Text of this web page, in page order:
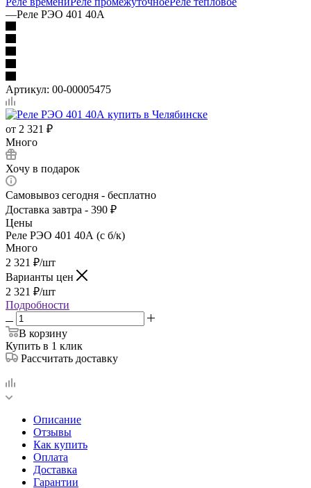
—Реле РЭО 401 40А
Артикул: 00-00005475
от 2 321 ₽
Много
Хочу в подарок
Самовывоз сегодня - бесплатно
Доставка завтра - 390 ₽
Цены
Реле РЭО 401 40А (с б/к)
Много
2 321 ₽/шт
Варианты цен
2 321 ₽/шт
Подробности
В корзину
Купить в 1 клик
Рассчитать доставку
Описание
Отзывы
Как купить
Оплата
Доставка
Гарантии